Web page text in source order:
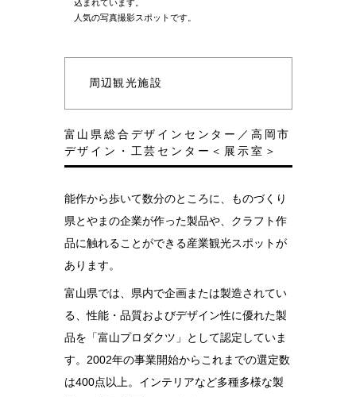
込まれています。
人気の写真撮影スポットです。
周辺観光施設
富山県総合デザインセンター／高岡市
デザイン・工芸センター＜展示室＞
能作から歩いて数分のところに、ものづくり
県とやまの企業が作った製品や、クラフト作
品に触れることができる産業観光スポットが
あります。
富山県では、県内で企画または製造されてい
る、性能・品質およびデザイン性に優れた製
品を「富山プロダクツ」として認定していま
す。2002年の事業開始からこれまでの選定数
は400点以上。インテリアなど多種多様な製